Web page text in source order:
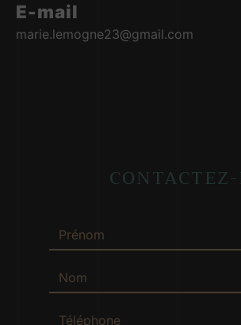
E-mail
marie.lemogne23@gmail.com